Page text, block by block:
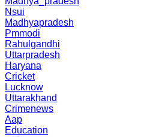
Nsui
Madhyapradesh
Pmmodi
Rahulgandhi
Uttarpradesh
Haryana
Cricket
Lucknow
Uttarakhand
Crimenews
Aap
Education